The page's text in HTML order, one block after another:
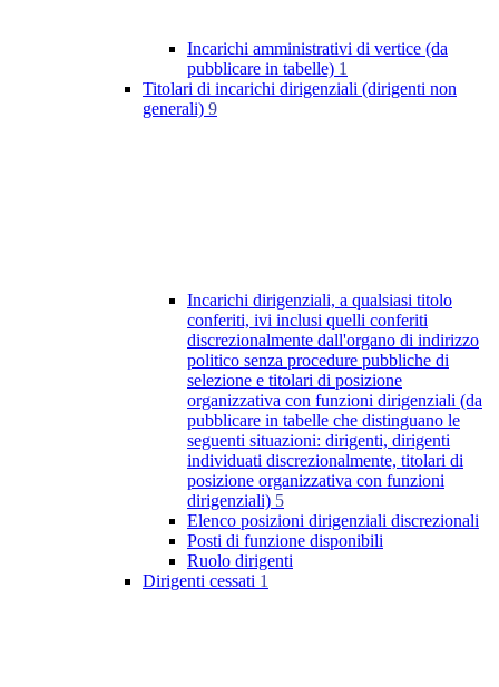
Incarichi amministrativi di vertice (da
pubblicare in tabelle) 1
Titolari di incarichi dirigenziali (dirigenti non
generali) 9
Incarichi dirigenziali, a qualsiasi titolo
conferiti, ivi inclusi quelli conferiti
discrezionalmente dall'organo di indirizzo
politico senza procedure pubbliche di
selezione e titolari di posizione
organizzativa con funzioni dirigenziali (da
pubblicare in tabelle che distinguano le
seguenti situazioni: dirigenti, dirigenti
individuati discrezionalmente, titolari di
posizione organizzativa con funzioni
dirigenziali) 5
Elenco posizioni dirigenziali discrezionali
Posti di funzione disponibili
Ruolo dirigenti
Dirigenti cessati 1